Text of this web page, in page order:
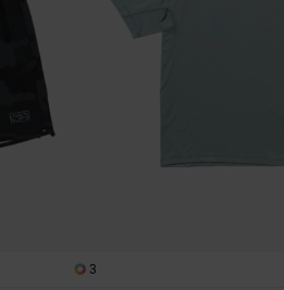
3